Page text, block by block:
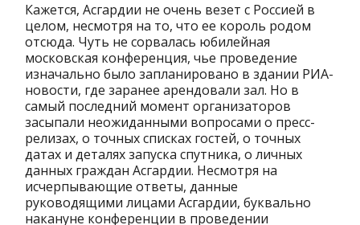
Кажется, Асгардии не очень везет с Россией в
целом, несмотря на то, что ее король родом
отсюда. Чуть не сорвалась юбилейная
московская конференция, чье проведение
изначально было запланировано в здании РИА-
новости, где заранее арендовали зал. Но в
самый последний момент организаторов
засыпали неожиданными вопросами о пресс-
релизах, о точных списках гостей, о точных
датах и деталях запуска спутника, о личных
данных граждан Асгардии. Несмотря на
исчерпывающие ответы, данные
руководящими лицами Асгардии, буквально
накануне конференции в проведении